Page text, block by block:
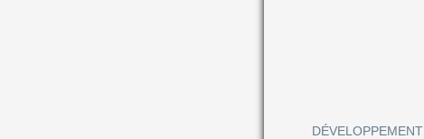
DÉVELOPPEMENT